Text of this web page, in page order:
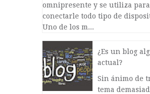
omnipresente y se utiliza para
conectarle todo tipo de
Uno de los m...
¿Es un blog
actual?
Sin ánimo de
tema